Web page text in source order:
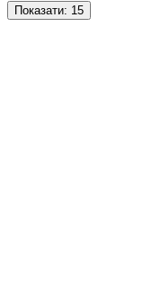
Показати: 15